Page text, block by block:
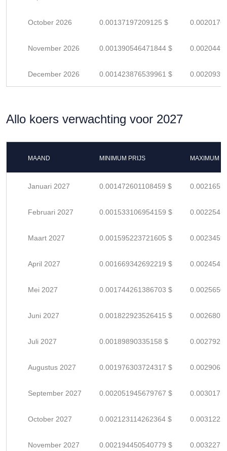
October 2026 0.00137197209125 $
November 2026 0.001390546471844 $
December 2026 0.001423876539961 $
Allo koers verwachting voor 2027
MAAND MINIMUM PRIJS MAXIMUM
Januari 2027 0.001472601108459 $
Februari 2027 0.001533106954159 $
Maart 2027 0.001595223721605 $
April 2027 0.001669342692219 $
Mei 2027 0.001744261386703 $
Juni 2027 0.001822923526415 $
Juli 2027 0.00189890335158 $
Augustus 2027 0.001976303724317 $
September 2027 0.002051945679767 $
October 2027 0.002123114262364 $
November 2027 0.002194450540779 $